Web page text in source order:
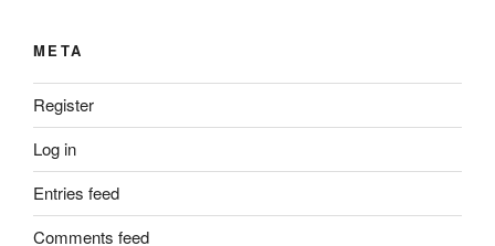
META
Register
Log in
Entries feed
Comments feed